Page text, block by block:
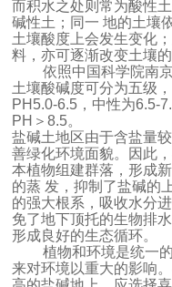
而积水之处则常为酸性
碱性土；同一 地的土壤
土壤酸度上会发生变化
料，亦可逐渐改变土壤
依照中国科学院南
土壤酸碱度可分为五级
PH5.0-6.5，中性为6.5-
PH＞8.5。
盐碱土地区由于含盐量
善绿化环境面貌。因此
本植物组建群落，形成
的蒸 发，抑制了盐碱的
的强大根系，吸收水分
免了地下顶托的生物排
形成良好的生态循环。
植物和环境是统一
来对环境以重大的影响